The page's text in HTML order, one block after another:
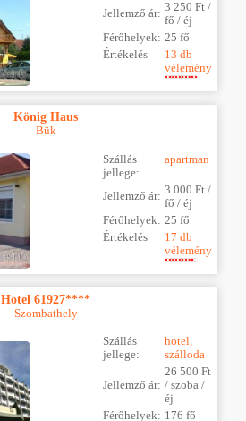
Jellemző ár: 3 250 Ft /
fő / éj
Férőhelyek: 25 fő
Értékelés
13 db
vélemény
König Haus
Bük
Szállás
jellege:
apartman
Jellemző ár: 3 000 Ft /
fő / éj
Férőhelyek: 25 fő
Értékelés
17 db
vélemény
Hotel 61927****
Szombathely
Szállás
jellege:
hotel,
szálloda
Jellemző ár:
26 500 Ft
/ szoba /
éj
Férőhelyek: 176 fő